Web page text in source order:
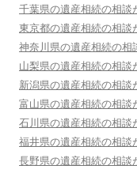
千葉県の遺産相続の相談
東京都の遺産相続の相談
神奈川県の遺産相続の相
山梨県の遺産相続の相談
新潟県の遺産相続の相談
富山県の遺産相続の相談
石川県の遺産相続の相談
福井県の遺産相続の相談
長野県の遺産相続の相談